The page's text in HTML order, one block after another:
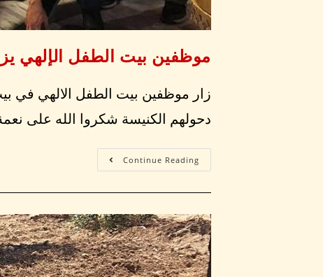
موظفين بيت الطفل الإلهي
زار موظفين بيت الطفل الالهي في
دحولهم الكنيسة شكروا الله على
Continue Reading